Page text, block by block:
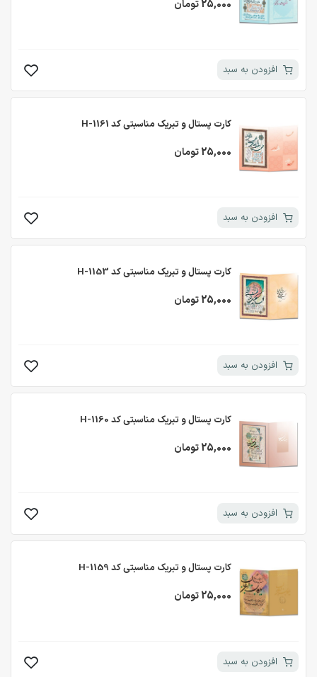
25,000 تومان
افزودن به سبد
کارت پستال و تبریک مناسبتی کد H-1161
25,000 تومان
افزودن به سبد
کارت پستال و تبریک مناسبتی کد H-1153
25,000 تومان
افزودن به سبد
کارت پستال و تبریک مناسبتی کد H-1160
25,000 تومان
افزودن به سبد
کارت پستال و تبریک مناسبتی کد H-1159
25,000 تومان
افزودن به سبد